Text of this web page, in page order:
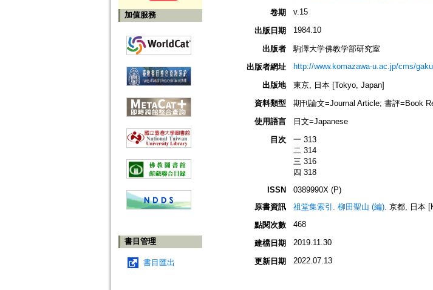
加值服務
書目管理
書目匯出
卷期
v.15
出版日期 1984.10
出版者
駒澤大学佛教学部研究室
出版者網址
http://www.komazawa-u.ac.jp/cms/
出版地
東京, 日本 [Tokyo, Japan]
資料類型
期刊論文=Journal Article; 書評=Book
使用語言
日文=Japanese
目次
一 313
二 314
三 316
四 318
ISSN
0389990X (P)
原書資訊
祖堂集索引 . 柳田聖山 (編). 京都, 日本
點閱次數
468
建檔日期 2019.11.30
更新日期 2022.07.13